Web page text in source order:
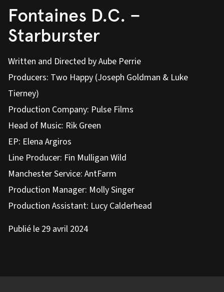
Fontaines D.C. –
Starburster
Written and Directed by Aube Perrie
Producers: Two Happy (Joseph Goldman & Luke
Tierney)
Production Company: Pulse Films
Head of Music: Rik Green
EP: Elena Argiros
Line Producer: Fin Mulligan Wild
Manchester Service: AntFarm
Production Manager: Molly Singer
Production Assistant: Lucy Calderhead
Publié le 29 avril 2024